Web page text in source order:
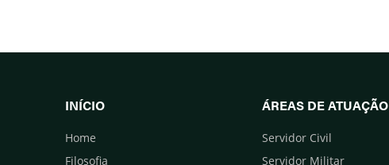
INÍCIO
Home
Filosofia
ÁREAS DE ATUAÇÃO
Servidor Civil
Servidor Militar